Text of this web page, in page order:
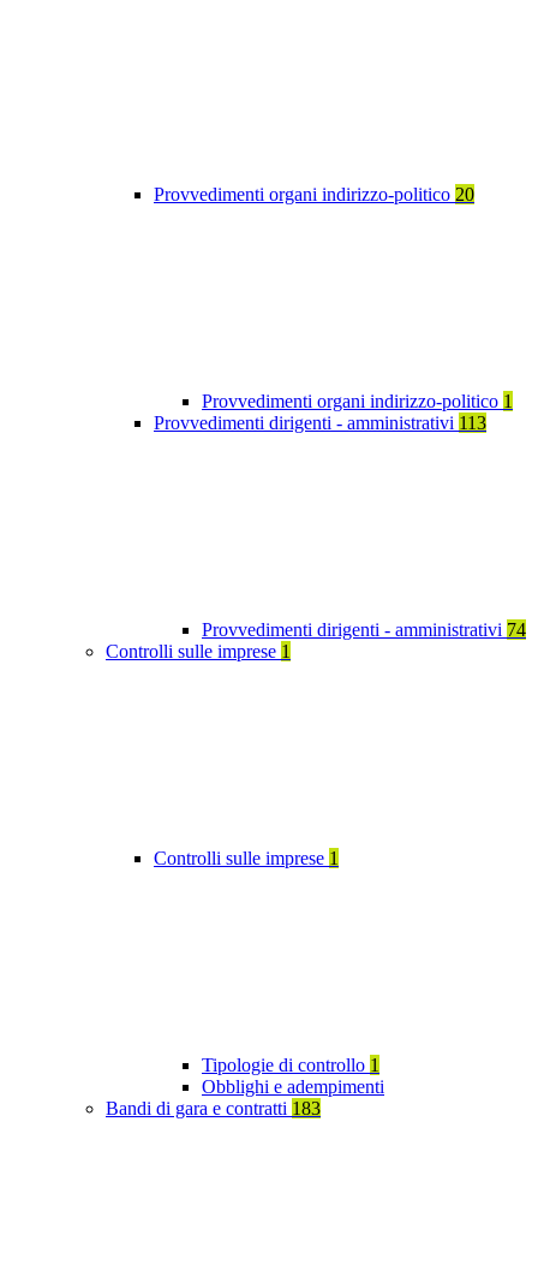
Provvedimenti organi indirizzo-politico 20
Provvedimenti organi indirizzo-politico 1
Provvedimenti dirigenti - amministrativi 113
Provvedimenti dirigenti - amministrativi 74
Controlli sulle imprese 1
Controlli sulle imprese 1
Tipologie di controllo 1
Obblighi e adempimenti
Bandi di gara e contratti 183